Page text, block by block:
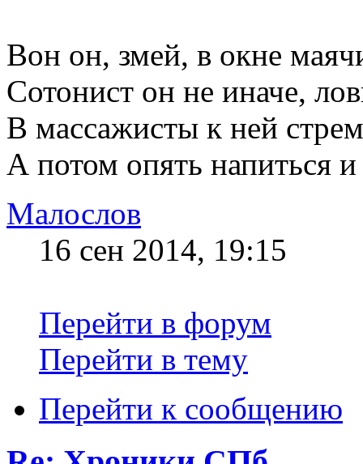
Вон он, змей, в окне
Сотонист он не иначе,
В массажисты к ней
А потом опять напиться
Малослов
16 сен 2014, 19:15
Перейти в форум
Перейти в тему
Перейти к сообщению